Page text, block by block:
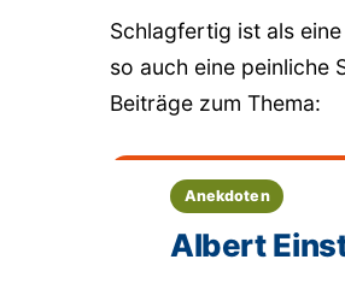
Schlagfertig ist als
so auch eine peinliche
Beiträge zum Thema:
Anekdoten
Albert